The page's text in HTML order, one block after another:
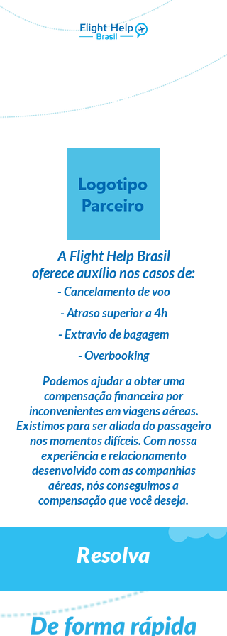
em parceria com
A Flight Help Brasil
oferece auxílio nos casos de:
- Cancelamento de voo
- Atraso superior a 4h
- Extravio de bagagem
- Overbooking
Podemos ajudar a obter uma
compensação financeirapor
inconvenientes em viagens aéreas.
Existimos para seraliada do passageiro
nos momentos difíceis. Com nossa
experiência e relacionamento
desenvolvido com as companhias
aéreas,nós conseguimos a
compensação que você deseja.
Resolva